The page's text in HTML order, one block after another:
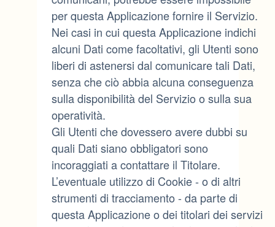
per questa Applicazione fornire il Servizio.
Nei casi in cui questa Applicazione indichi
alcuni Dati come facoltativi, gli Utenti sono
liberi di astenersi dal comunicare tali Dati,
senza che ciò abbia alcuna conseguenza
sulla disponibilità del Servizio o sulla sua
operatività.
Gli Utenti che dovessero avere dubbi su
quali Dati siano obbligatori sono
incoraggiati a contattare il Titolare.
L’eventuale utilizzo di Cookie - o di altri
strumenti di tracciamento - da parte di
questa Applicazione o dei titolari dei servizi